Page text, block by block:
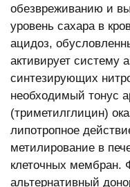
обезвреживанию и
уровень сахара в
ацидоз,
активирует систему
синтезирующих
необходимый тонус
(триметилглицин)
липотропное
метилирование в
клеточных мембран.
альтернативный